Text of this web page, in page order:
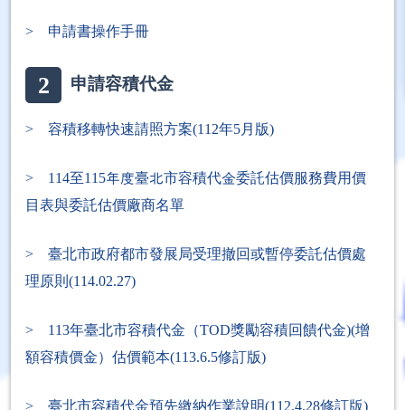
> 申請書操作手冊
2 申請容積代金
> 容積移轉快速請照方案(112年5月版)
> 114至115年度臺北市容積代金委託估價服務費用價
目表與委託估價廠商名單
> 臺北市政府都市發展局受理撤回或暫停委託估價處
理原則(114.02.27)
> 113年臺北市容積代金（TOD獎勵容積回饋代金)(增
額容積價金）估價範本(113.6.5修訂版)
> 臺北市容積代金預先繳納作業說明(112.4.28修訂版)